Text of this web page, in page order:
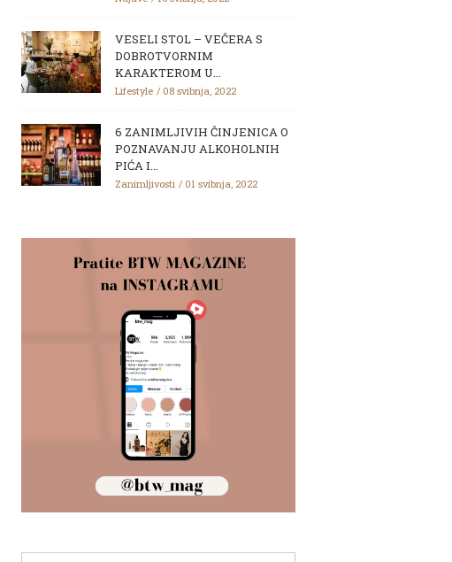
VESELI STOL – VEČERA S
DOBROTVORNIM
KARAKTEROM U...
Lifestyle 08 svibnja, 2022
6 ZANIMLJIVIH ČINJENICA O
POZNAVANJU ALKOHOLNIH
PIĆA I...
Zanimljivosti 01 svibnja, 2022